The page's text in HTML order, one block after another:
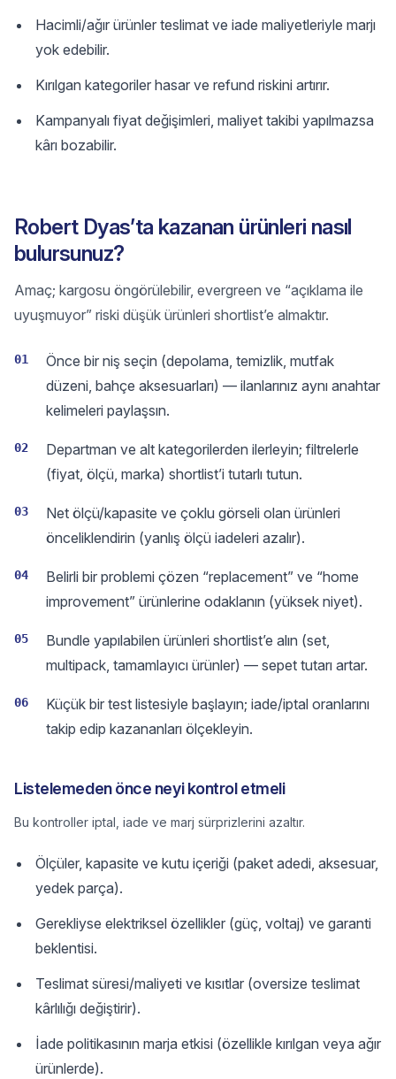
Hacimli/ağır ürünler teslimat ve iade maliyetleriyle marjı
yok edebilir.
Kırılgan kategoriler hasar ve refund riskini artırır.
Kampanyalı fiyat değişimleri, maliyet takibi yapılmazsa
kârı bozabilir.
Robert Dyas’ta kazanan ürünleri nasıl
bulursunuz?
Amaç; kargosu öngörülebilir, evergreen ve “açıklama ile
uyuşmuyor” riski düşük ürünleri shortlist’e almaktır.
01
Önce bir niş seçin (depolama, temizlik, mutfak
düzeni, bahçe aksesuarları) — ilanlarınız aynı anahtar
kelimeleri paylaşsın.
02
Departman ve alt kategorilerden ilerleyin; filtrelerle
(fiyat, ölçü, marka) shortlist’i tutarlı tutun.
03
Net ölçü/kapasite ve çoklu görseli olan ürünleri
önceliklendirin (yanlış ölçü iadeleri azalır).
04
Belirli bir problemi çözen “replacement” ve “home
improvement” ürünlerine odaklanın (yüksek niyet).
05
Bundle yapılabilen ürünleri shortlist’e alın (set,
multipack, tamamlayıcı ürünler) — sepet tutarı artar.
06
Küçük bir test listesiyle başlayın; iade/iptal oranlarını
takip edip kazananları ölçekleyin.
Listelemeden önce neyi kontrol etmeli
Bu kontroller iptal, iade ve marj sürprizlerini azaltır.
Ölçüler, kapasite ve kutu içeriği (paket adedi, aksesuar,
yedek parça).
Gerekliyse elektriksel özellikler (güç, voltaj) ve garanti
beklentisi.
Teslimat süresi/maliyeti ve kısıtlar (oversize teslimat
kârlılığı değiştirir).
İade politikasının marja etkisi (özellikle kırılgan veya ağır
ürünlerde).